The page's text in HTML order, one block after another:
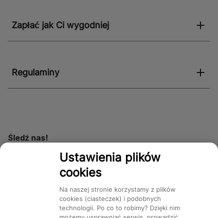
indywidualnych potrzeb i stylu wnętrza.
Zapłać jak Ci wygodniej
Regulaminy
Śledź nas!
Dostępność
Ustawienia plików
cookies
Na naszej stronie korzystamy z plików
cookies (ciasteczek) i podobnych
technologii. Po co to robimy? Dzięki nim